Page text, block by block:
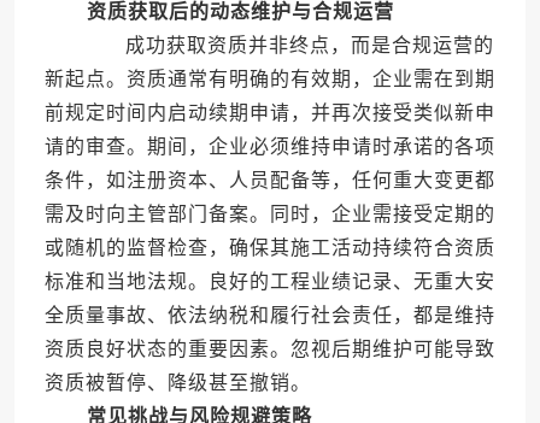
资质获取后的动态维护与合规运营
成功获取资质并非终点，而是合规运营的
新起点。资质通常有明确的有效期，企业需在到期
前规定时间内启动续期申请，并再次接受类似新申
请的审查。期间，企业必须维持申请时承诺的各项
条件，如注册资本、人员配备等，任何重大变更都
需及时向主管部门备案。同时，企业需接受定期的
或随机的监督检查，确保其施工活动持续符合资质
标准和当地法规。良好的工程业绩记录、无重大安
全质量事故、依法纳税和履行社会责任，都是维持
资质良好状态的重要因素。忽视后期维护可能导致
资质被暂停、降级甚至撤销。
常见挑战与风险规避策略